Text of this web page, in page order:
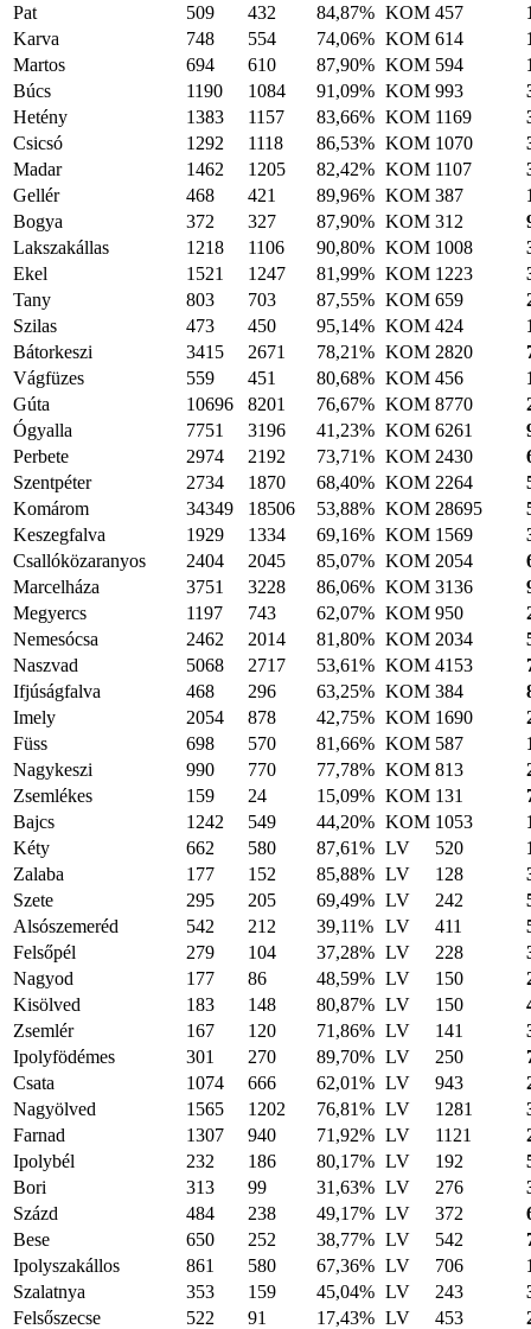
Pat
509 432 84,87% KOM 457
Karva
748 554 74,06% KOM 614
Martos
694 610 87,90% KOM 594
Búcs
1190 1084 91,09% KOM 993
Hetény
1383 1157 83,66% KOM 1169
Csicsó
1292 1118 86,53% KOM 1070
Madar
1462 1205 82,42% KOM 1107
Gellér
468 421 89,96% KOM 387
Bogya
372 327 87,90% KOM 312
Lakszakállas
1218 1106 90,80% KOM 1008
Ekel
1521 1247 81,99% KOM 1223
Tany
803 703 87,55% KOM 659
Szilas
473 450 95,14% KOM 424
Bátorkeszi
3415 2671 78,21% KOM 2820
Vágfüzes
559 451 80,68% KOM 456
Gúta
10696 8201 76,67% KOM 8770
Ógyalla
7751 3196 41,23% KOM 6261
Perbete
2974 2192 73,71% KOM 2430
Szentpéter
2734 1870 68,40% KOM 2264
Komárom
34349 18506 53,88% KOM 28695
Keszegfalva
1929 1334 69,16% KOM 1569
Csallóközaranyos
2404 2045 85,07% KOM 2054
Marcelháza
3751 3228 86,06% KOM 3136
Megyercs
1197 743 62,07% KOM 950
Nemesócsa
2462 2014 81,80% KOM 2034
Naszvad
5068 2717 53,61% KOM 4153
Ifjúságfalva
468 296 63,25% KOM 384
Imely
2054 878 42,75% KOM 1690
Füss
698 570 81,66% KOM 587
Nagykeszi
990 770 77,78% KOM 813
Zsemlékes
159 24 15,09% KOM 131
Bajcs
1242 549 44,20% KOM 1053
Kéty
662 580 87,61% LV 520
Zalaba
177 152 85,88% LV 128
Szete
295 205 69,49% LV 242
Alsószemeréd
542 212 39,11% LV 411
Felsőpél
279 104 37,28% LV 228
Nagyod
177 86 48,59% LV 150
Kisölved
183 148 80,87% LV 150
Zsemlér
167 120 71,86% LV 141
Ipolyfödémes
301 270 89,70% LV 250
Csata
1074 666 62,01% LV 943
Nagyölved
1565 1202 76,81% LV 1281
Farnad
1307 940 71,92% LV 1121
Ipolybél
232 186 80,17% LV 192
Bori
313 99 31,63% LV 276
Százd
484 238 49,17% LV 372
Bese
650 252 38,77% LV 542
Ipolyszakállos
861 580 67,36% LV 706
Szalatnya
353 159 45,04% LV 243
Felsőszecse
522 91 17,43% LV 453